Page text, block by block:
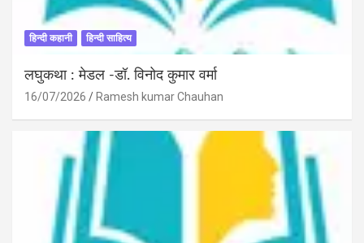
हिन्दी कहानी हिन्दी साहित्य
लघुकथा : मेडल -डॉ. विनोद कुमार वर्मा
16/07/2026 Ramesh kumar Chauhan